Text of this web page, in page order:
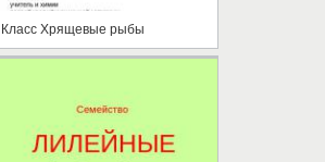
Класс Хрящевые рыбы